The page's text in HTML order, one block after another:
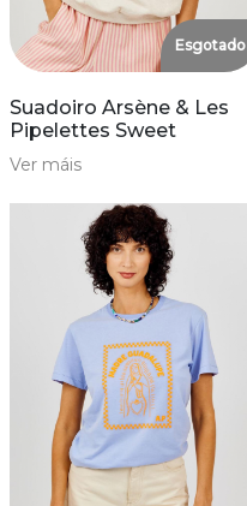
Esgotado
Suadoiro Arsène & Les
Pipelettes Sweet
Ver máis